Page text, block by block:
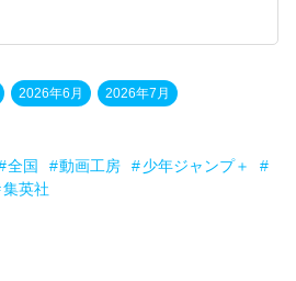
2026年6月 2026年7月
全国 動画工房
少年ジャンプ＋
集英社